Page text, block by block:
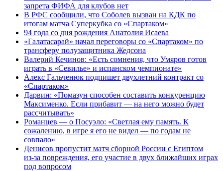
запрета ФИФА для клубов нет
В РФС сообщили, что Соболев вызван на КДК по
итогам матча Суперкубка со «Спартаком»
94 года со дня рождения Анатолия Исаева
«Галатасарай» начал переговоры со «Спартаком» по
трансферу полузащитника Жедсона
Валерий Кечинов: «Есть сомнения, что Умяров готов
играть в «Севилье» и испанском чемпионате»
Алекс Гальченюк подпишет двухлетний контракт со
«Спартаком»
Дарвин: «Помазун способен составить конкуренцию
Максименко. Если прибавит — на него можно будет
рассчитывать»
Романцев — о Посуэло: «Светлая ему память. К
сожалению, в игре я его не видел — по годам не
совпало»
Денисов пропустит матч сборной России с Египтом
из‑за повреждения, его участие в двух ближайших играх
под вопросом